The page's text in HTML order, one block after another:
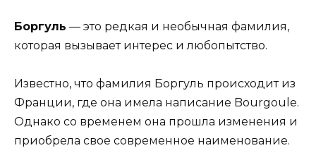
Боргуль — это редкая и необычная фамилия,
которая вызывает интерес и любопытство.
Известно, что фамилия Боргуль происходит из
Франции, где она имела написание Bourgoule.
Однако со временем она прошла изменения и
приобрела свое современное наименование.